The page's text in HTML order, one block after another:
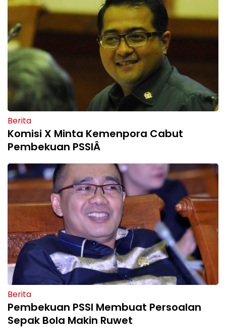
Berita
Komisi X Minta Kemenpora Cabut
Pembekuan PSSIÂ
Berita
Pembekuan PSSI Membuat Persoalan
Sepak Bola Makin Ruwet